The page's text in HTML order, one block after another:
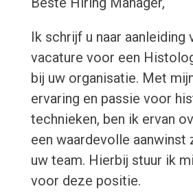
Ik schrijf u naar aanleiding
vacature voor een
bij uw organisatie. Met
ervaring en passie voor
technieken, ben ik ervan
een waardevolle aanwinst
uw team. Hierbij stuur ik
voor deze positie.